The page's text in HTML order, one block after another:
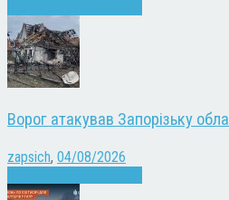
Ворог атакував Запорізьку
zapsich, 04/08/2026